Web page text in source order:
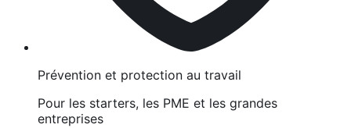
Prévention et protection au travail
Pour les starters, les PME et les grandes
entreprises